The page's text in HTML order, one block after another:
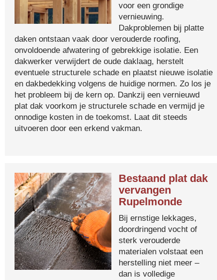
voor een grondige
vernieuwing.
Dakproblemen bij platte
daken ontstaan vaak door verouderde roofing,
onvoldoende afwatering of gebrekkige isolatie. Een
dakwerker verwijdert de oude daklaag, herstelt
eventuele structurele schade en plaatst nieuwe isolatie
en dakbedekking volgens de huidige normen. Zo los je
het probleem bij de kern op. Dankzij een vernieuwd
plat dak voorkom je structurele schade en vermijd je
onnodige kosten in de toekomst. Laat dit steeds
uitvoeren door een erkend vakman.
Bestaand plat dak
vervangen
Rupelmonde
Bij ernstige lekkages,
doordringend vocht of
sterk verouderde
materialen volstaat een
herstelling niet meer –
dan is volledige